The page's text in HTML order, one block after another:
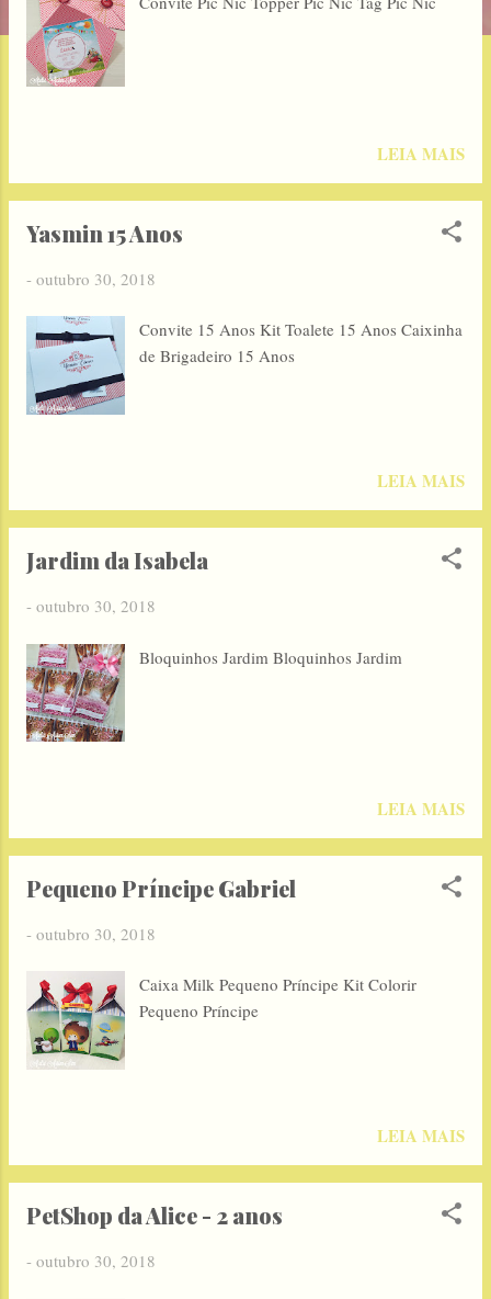
LEIA MAIS
Yasmin 15 Anos
- outubro 30, 2018
Convite 15 Anos Kit Toalete 15 Anos Caixinha
de Brigadeiro 15 Anos
LEIA MAIS
Jardim da Isabela
- outubro 30, 2018
Bloquinhos Jardim Bloquinhos Jardim
LEIA MAIS
Pequeno Príncipe Gabriel
- outubro 30, 2018
Caixa Milk Pequeno Príncipe Kit Colorir
Pequeno Príncipe
LEIA MAIS
PetShop da Alice - 2 anos
- outubro 30, 2018